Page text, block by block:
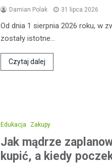
Damian Polak 31 lipca 2026
Od dnia 1 sierpnia 2026 roku, w
zostały istotne…
Czytaj dalej
Edukacja Zakupy
Jak mądrze
kupić, a kiedy